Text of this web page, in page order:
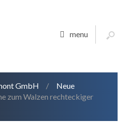
menu
GmbH /
Neue
zum Walzen rechteckiger